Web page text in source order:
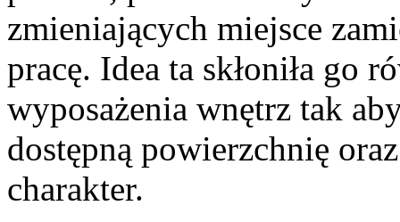
zmieniających miejsce
pracę. Idea ta skłoniła go
wyposażenia wnętrz tak
dostępną powierzchnię
charakter.